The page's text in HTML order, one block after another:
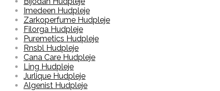
Imedeen Hudpleje
Zarkoperfume Hudpleje
Filorga Hudpleje
Puremetics Hudpleje
Rnsbl Hudpleje
Cana Care Hudpleje
Ling Hudpleje
Jurlique Hudpleje
Algenist Hudpleje